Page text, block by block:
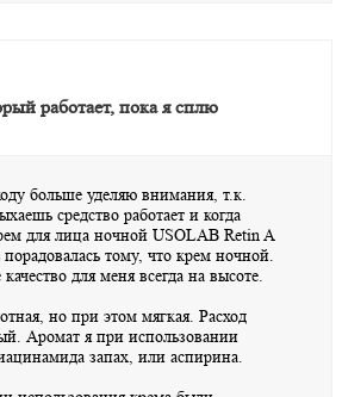
работает, пока я сплю
больше уделяю внимания, т.к.
средство работает и когда
для лица ночной USOLAB Retin A
порадовалась тому, что крем ночной.
для меня всегда на высоте.
но при этом мягкая. Расход
Аромат я при использовании
запах, или аспирина.